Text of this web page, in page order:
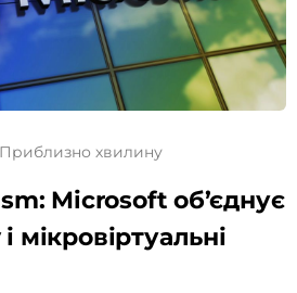
Приблизно хвилину
Microsoft об’єднує
мікровіртуальні